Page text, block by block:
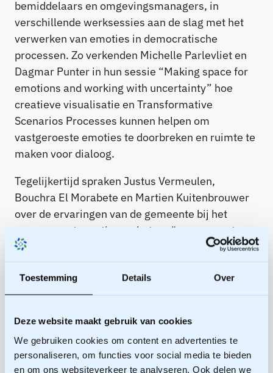
Toestemming Details Over
Deze website maakt gebruik van cookies
We gebruiken cookies om content en advertenties te
personaliseren, om functies voor social media te bieden
en om ons websiteverkeer te analyseren. Ook delen we
bemiddelaars en omgevingsmanagers, in
verschillende werksessies aan de slag met het
verwerken van emoties in democratische
processen. Zo verkenden Michelle Parlevliet en
Dagmar Punter in hun sessie “Making space for
emotions and working with uncertainty” hoe
creatieve visualisatie en Transformative
Scenarios Processes kunnen helpen om
vastgeroeste emoties te doorbreken en ruimte te
maken voor dialoog.
Tegelijkertijd spraken Justus Vermeulen,
Bouchra El Morabete en Martien Kuitenbrouwer
over de ervaringen van de gemeente bij het
omgaan met emoties en het creëren van rust na
de explosies bij woonhuizen in Amsterdam;
vertelde Brunilda Pali over de emoties die
loskomen in haar werk in restorative justice en
interviews met slachtoffers van de
worden in het helen van relaties en het creëren
van rechtvaardigheid, en; deelden Femke Rosser
en Martijn Dekker hoe het is om sterke emoties in